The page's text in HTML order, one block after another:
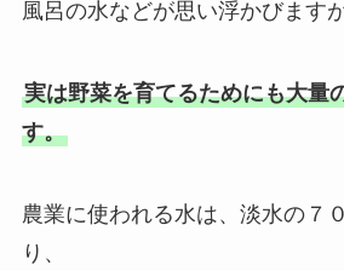
風呂の水などが思い浮かびますが
実は野菜を育てるためにも大量
す。
農業に使われる水は、淡水の７
り、